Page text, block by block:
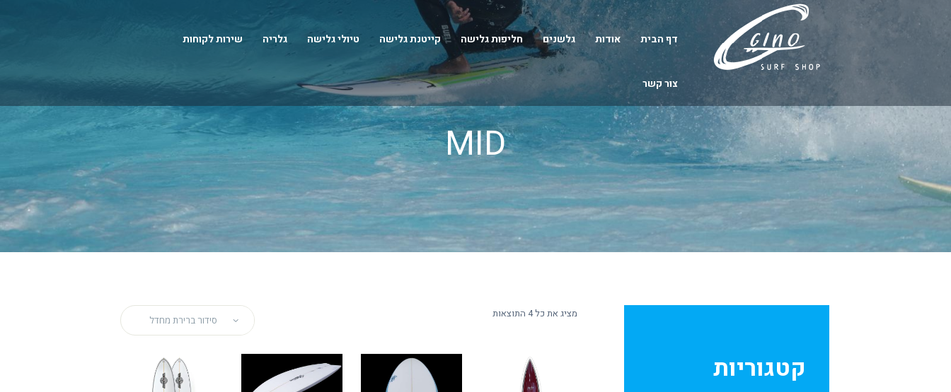
דף הבית אודות גלשנים חליפות גלישה קייטנת גלישה טיולי גלישה גלריה שירות לקוחות
צור קשר
MID
מציג את כל 4 התוצאות
קטגוריות